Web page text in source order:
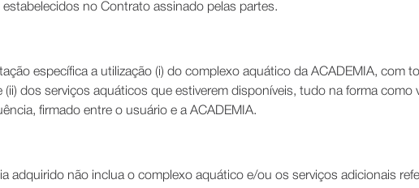
no Contrato assinado pelas partes.
específica a utilização (i) do complexo aquático da ACADEMIA, com
(ii) dos serviços aquáticos que estiverem disponíveis, tudo na forma
firmado entre o usuário e a ACADEMIA.
adquirido não inclua o complexo aquático e/ou os serviços adicionais